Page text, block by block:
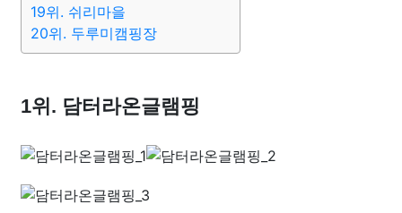
19위. 쉬리마을
20위. 두루미캠핑장
1위. 담터라온글램핑